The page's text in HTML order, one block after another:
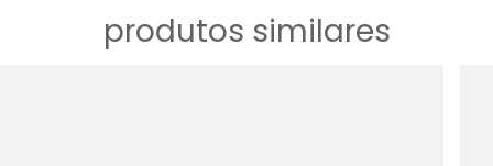
produtos similares